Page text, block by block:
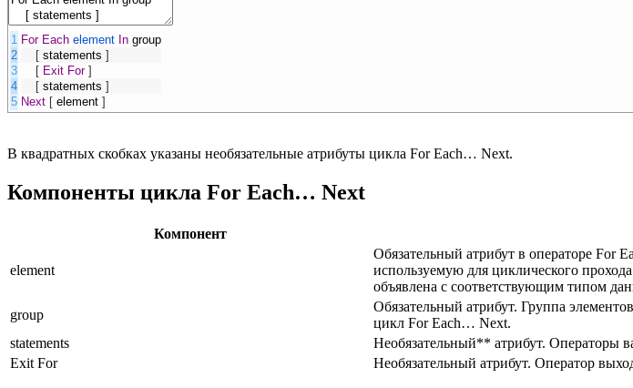
1
2
3
4
5
For Each element In group
[ statements ]
[ Exit For ]
[ statements ]
Next [ element ]
В квадратных скобках указаны необязательные атрибуты цикла For Each… Next.
Компоненты цикла For Each… Next
Компонент
element
Обязательный атрибут в операторе For
используемую для циклического
объявлена с соответствующим типом
group
Обязательный атрибут. Группа
цикл For Each… Next.
statements
Необязательный** атрибут. Операторы
Exit For
Необязательный атрибут. Оператор